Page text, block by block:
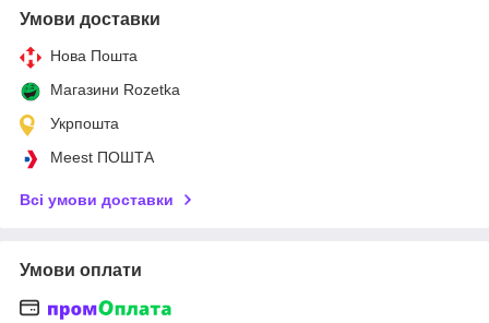
Умови доставки
Нова Пошта
Магазини Rozetka
Укрпошта
Meest ПОШТА
Всі умови доставки
Умови оплати